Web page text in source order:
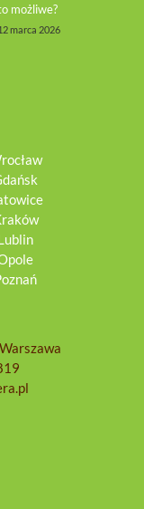
możliwe?
marca 2026